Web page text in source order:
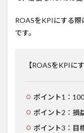
ROASをKPIにする
です。
【ROASをKPIに
ポイント1：
ポイント2：損
ポイント3：目